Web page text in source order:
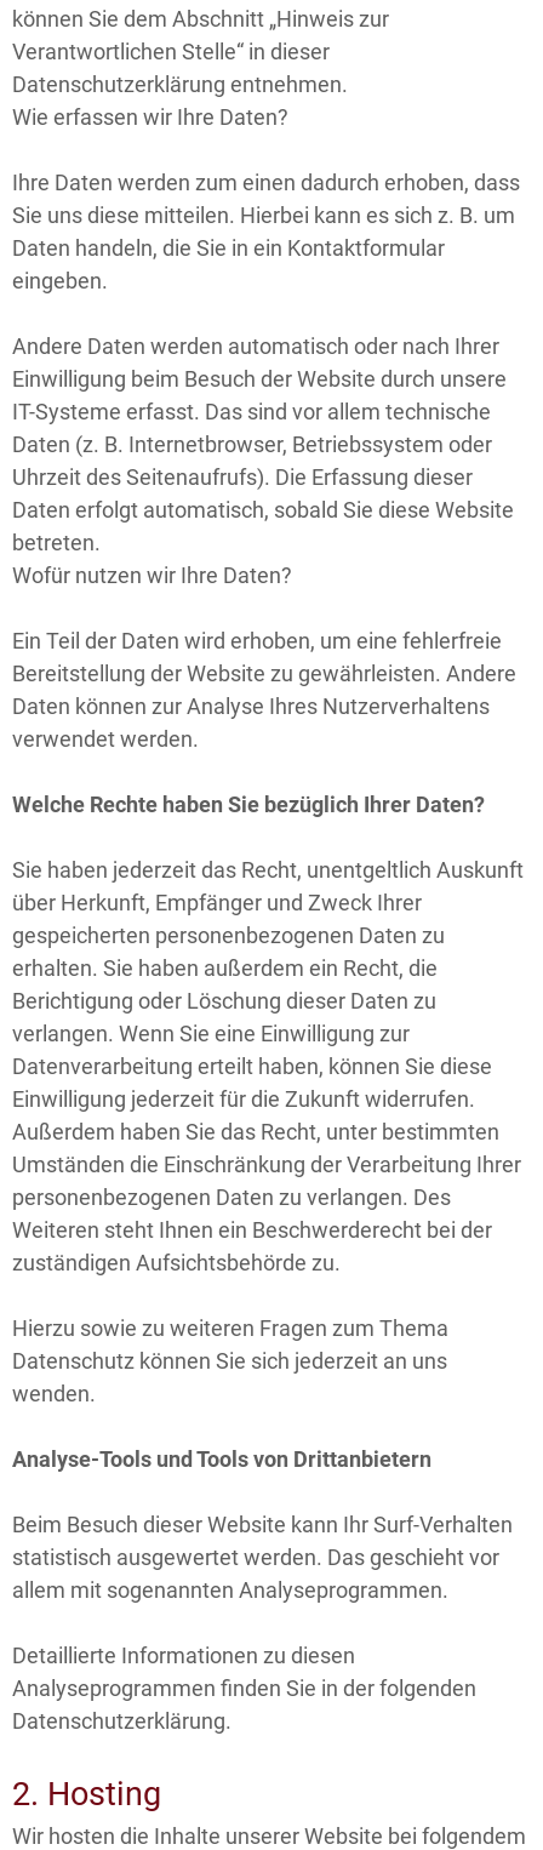
können Sie dem Abschnitt „Hinweis zur
Verantwortlichen Stelle“ in dieser
Datenschutzerklärung entnehmen.
Wie erfassen wir Ihre Daten?
Ihre Daten werden zum einen dadurch erhoben, dass
Sie uns diese mitteilen. Hierbei kann es sich z. B. um
Daten handeln, die Sie in ein Kontaktformular
eingeben.
Andere Daten werden automatisch oder nach Ihrer
Einwilligung beim Besuch der Website durch unsere
IT-Systeme erfasst. Das sind vor allem technische
Daten (z. B. Internetbrowser, Betriebssystem oder
Uhrzeit des Seitenaufrufs). Die Erfassung dieser
Daten erfolgt automatisch, sobald Sie diese Website
betreten.
Wofür nutzen wir Ihre Daten?
Ein Teil der Daten wird erhoben, um eine fehlerfreie
Bereitstellung der Website zu gewährleisten. Andere
Daten können zur Analyse Ihres Nutzerverhaltens
verwendet werden.
Welche Rechte haben Sie bezüglich Ihrer Daten?
Sie haben jederzeit das Recht, unentgeltlich Auskunft
über Herkunft, Empfänger und Zweck Ihrer
gespeicherten personenbezogenen Daten zu
erhalten. Sie haben außerdem ein Recht, die
Berichtigung oder Löschung dieser Daten zu
verlangen. Wenn Sie eine Einwilligung zur
Datenverarbeitung erteilt haben, können Sie diese
Einwilligung jederzeit für die Zukunft widerrufen.
Außerdem haben Sie das Recht, unter bestimmten
Umständen die Einschränkung der Verarbeitung Ihrer
personenbezogenen Daten zu verlangen. Des
Weiteren steht Ihnen ein Beschwerderecht bei der
zuständigen Aufsichtsbehörde zu.
Hierzu sowie zu weiteren Fragen zum Thema
Datenschutz können Sie sich jederzeit an uns
wenden.
Analyse-Tools und Tools von Drittanbietern
Beim Besuch dieser Website kann Ihr Surf-Verhalten
statistisch ausgewertet werden. Das geschieht vor
allem mit sogenannten Analyseprogrammen.
Detaillierte Informationen zu diesen
Analyseprogrammen finden Sie in der folgenden
Datenschutzerklärung.
2. Hosting
Wir hosten die Inhalte unserer Website bei folgendem